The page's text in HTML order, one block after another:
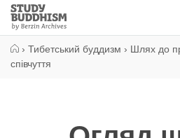
Close
Study
Buddhism
› Тибетський буддизм › Шлях до
співчуття